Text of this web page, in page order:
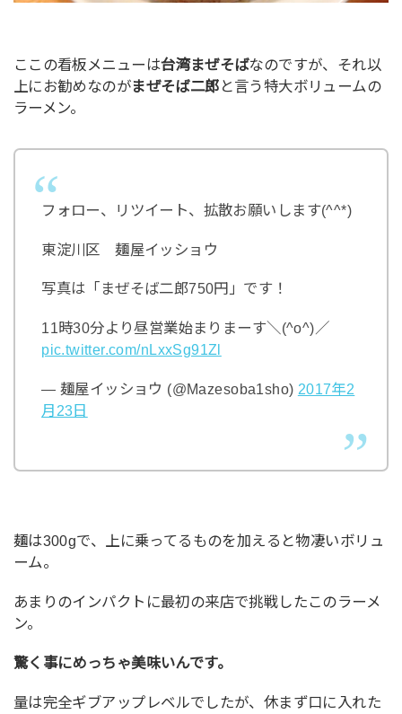
ここの看板メニューは台湾まぜそばなのですが、それ以
上にお勧めなのがまぜそば二郎 と言う特大ボリュームの
ラーメン。
フォロー、リツイート、拡散お願いします(^^*)
東淀川区 麺屋イッショウ
写真は「まぜそば二郎750円」です！
11時30分より昼営業始まりまーす＼(^o^)／
pic.twitter.com/nLxxSg91Zl
— 麺屋イッショウ (@Mazesoba1sho) 2017年2
月23日
麺は300gで、上に乗ってるものを加えると物凄いボリュ
ーム。
あまりのインパクトに最初の来店で挑戦したこのラーメ
ン。
驚く事にめっちゃ美味いんです。
量は完全ギブアップレベルでしたが、休まず口に入れた